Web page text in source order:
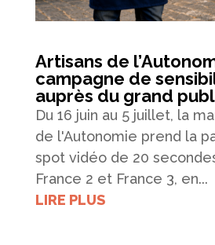
Artisans de
campagne de
auprès du grand
Du 16 juin au 5 juillet, la
de l'Autonomie prend la
spot vidéo de 20
France 2 et France 3, en...
LIRE PLUS